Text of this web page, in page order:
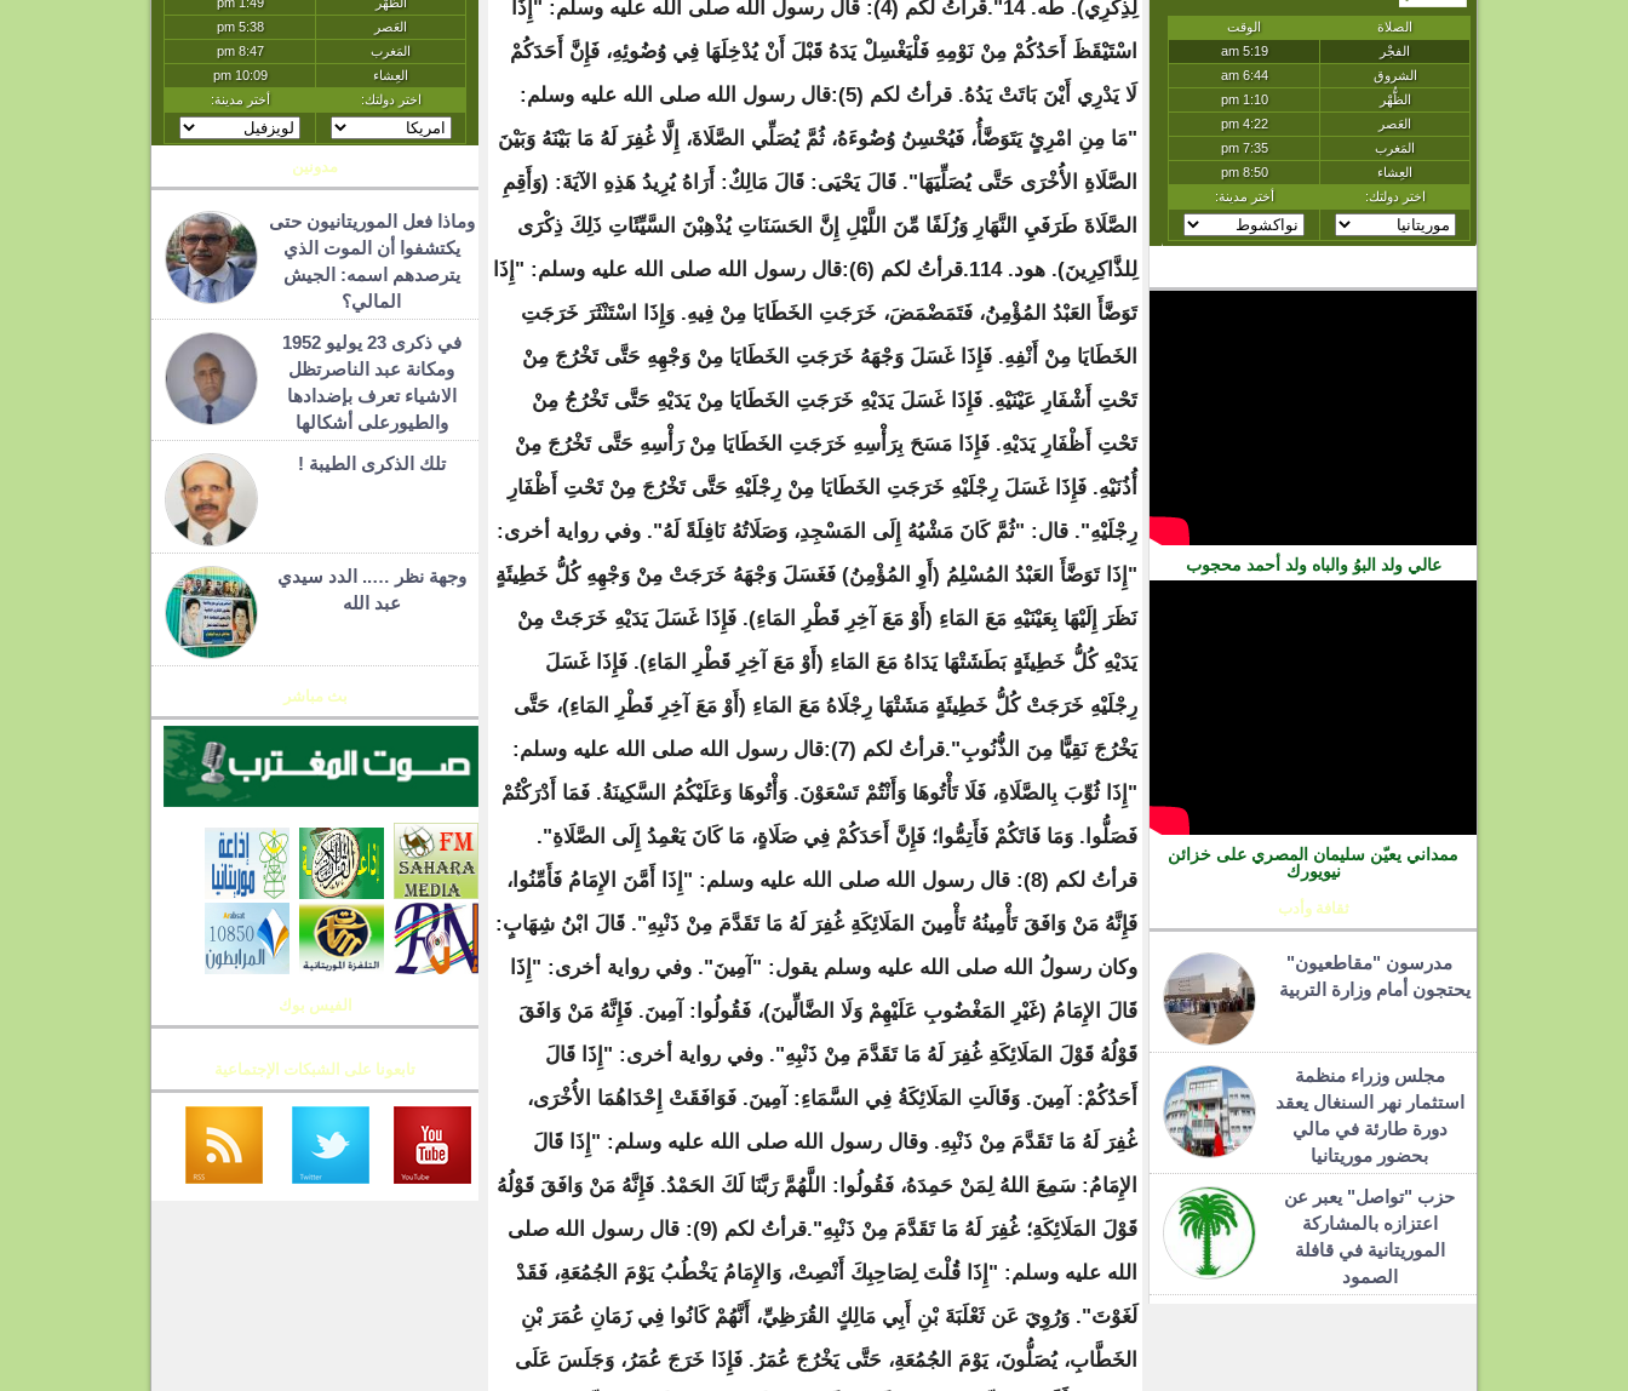
عالي ولد البوُ والباه ولد أحمد محجوب
ممداني يعيّن سليمان المصري على خزائن
نيويورك
ثقافة وأدب
مدرسون "مقاطعيون"
يحتجون أمام وزارة التربية
مجلس وزراء منظمة
استثمار نهر السنغال يعقد
دورة طارئة في مالي
بحضور موريتانيا
حزب "تواصل" يعبر عن
اعتزازه بالمشاركة
الموريتانية في قافلة
الصمود
مدونين
وماذا فعل الموريتانيون حتى
يكتشفوا أن الموت الذي
يترصدهم اسمه: الجيش
المالي؟
في ذكرى 23 يوليو 1952
ومكانة عبد الناصرتظل
الاشياء تعرف بإضدادها
والطيورعلى أشكالها
تلك الذكرى الطيبة !
وجهة نظر ….. الدد سيدي
عبد الله
بث مباشر
الفيس بوك
تابعونا على الشبكات الإجتماعية